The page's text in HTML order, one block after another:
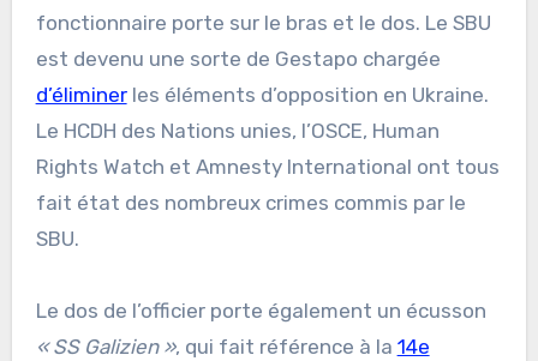
fonctionnaire porte sur le bras et le dos. Le SBU
est devenu une sorte de Gestapo chargée
d’éliminerles éléments d’opposition en Ukraine.
Le HCDH des Nations unies, l’OSCE, Human
Rights Watch et Amnesty International ont tous
fait état des nombreux crimes commis par le
SBU.
Le dos de l’officier porte également un écusson
« SS Galizien », qui fait référence à la 14e